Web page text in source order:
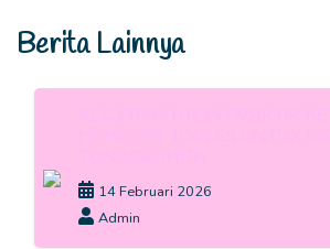
Berita Lainnya
14 Februari 2026
Admin